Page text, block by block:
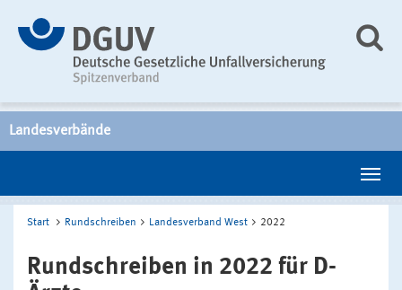
Landesverbände
Start Rundschreiben Landesverband West 2022
Rundschreiben in 2022 für D-